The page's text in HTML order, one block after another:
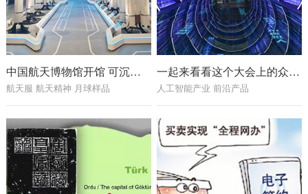
中国航天博物馆开馆 可沉浸式体验火箭发射现场
航天服 航天精神 月球样品
一起来看看这个大会上的众多人工智能产业前沿产品
人工智能产业 前沿产品